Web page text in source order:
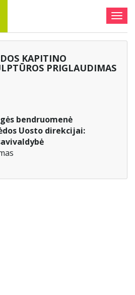
KAPITINO
PRIGLAUDIMAS
bendruomenė
Uosto direkcijai: